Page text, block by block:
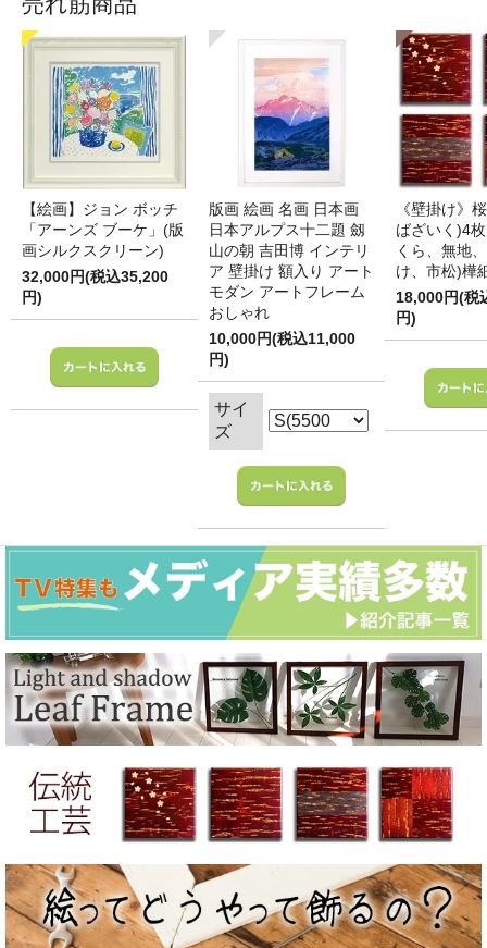
【絵画】ジョン ボッチ
「アーンズ ブーケ」(版
画シルクスクリーン)
32,000円(税込35,200
円)
版画 絵画 名画 日本画
日本アルプス十二題 劔
山の朝 吉田博 インテリ
ア 壁掛け 額入り アート
モダン アートフレーム
おしゃれ
10,000円(税込11,000
円)
サイ
ズ
《壁掛け》
ばざいく)4
くら、無地
け、市松)樺
18,000円(税
円)